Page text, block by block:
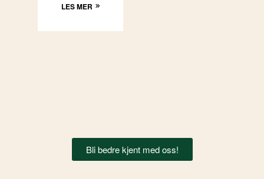
LES MER
Bli bedre kjent med oss!